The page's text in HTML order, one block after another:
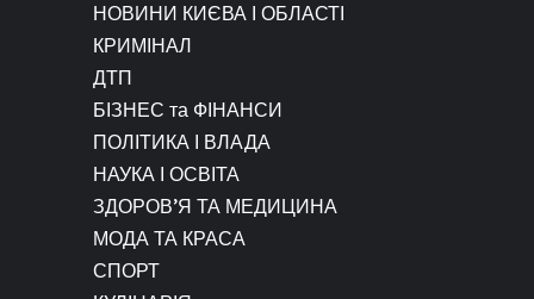
НОВИНИ КИЄВА І ОБЛАСТІ
КРИМІНАЛ
ДТП
БІЗНЕС та ФІНАНСИ
ПОЛІТИКА І ВЛАДА
НАУКА І ОСВІТА
ЗДОРОВ’Я ТА МЕДИЦИНА
МОДА ТА КРАСА
СПОРТ